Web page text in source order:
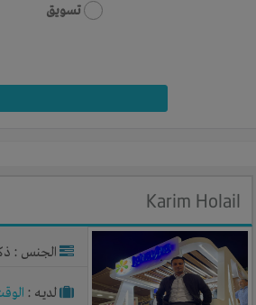
تسويق
Karim Holail
الجنس :
لديـه :